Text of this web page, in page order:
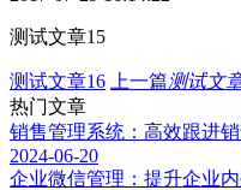
测试文章15
测试文章16 上一篇测试文
热门文章
销售管理系统：高效跟进
2024-06-20
企业微信管理：提升企业